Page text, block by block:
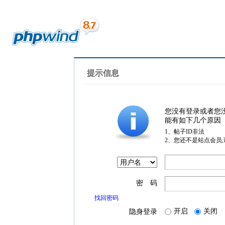
提示信息
您没有登录或者您
能有如下几个原因
1、帖子ID非法
2、您还不是站点会员
密 码
找回密码
隐身登录 开启 关闭